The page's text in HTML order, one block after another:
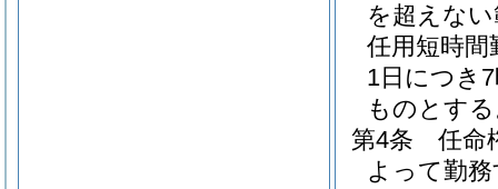
を超えな
任用短時
1日につき
ものとす
第4条
任命
よって勤